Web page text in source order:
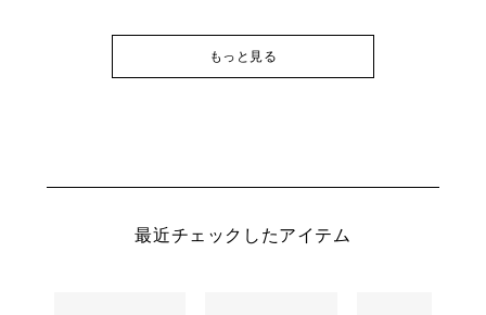
もっと見る
最近チェックしたアイテム